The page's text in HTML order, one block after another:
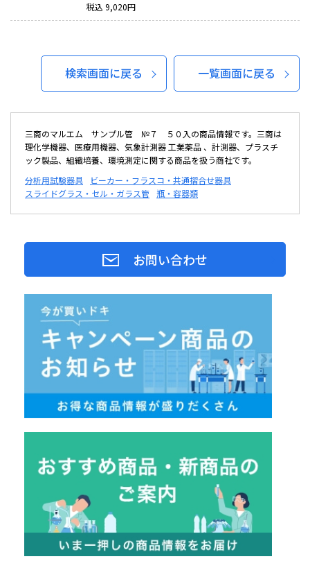
税込 9,020円
検索画面に戻る 一覧画面に戻る
三商のマルエム サンプル管 №７ ５０入の商品情報です。三商は
理化学機器、医療用機器、気象計測器 工業薬品 、計測器、プラスチ
ック製品、組織培養、環境測定に関する商品を扱う商社です。
分析用試験器具
ビーカー・フラスコ・共通摺合せ器具
スライドグラス・セル・ガラス管 瓶・容器類
お問い合わせ